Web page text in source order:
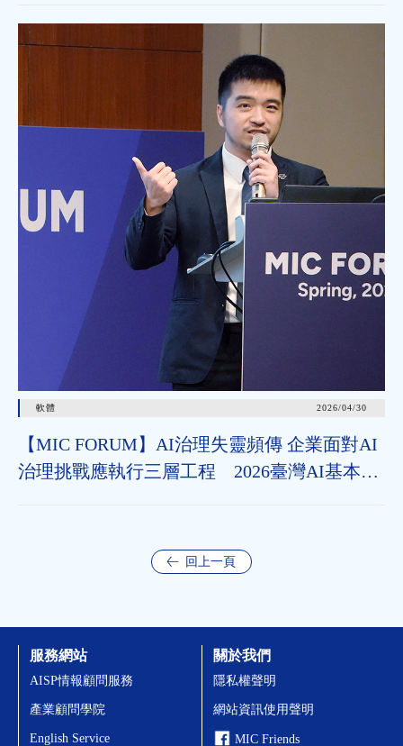
軟體 2026/04/30
【MIC FORUM】AI治理失靈頻傳 企業面對AI
治理挑戰應執行三層工程 2026臺灣AI基本法
回上一頁
服務網站
AISP情報顧問服務
產業顧問學院
English Service
關於我們
隱私權聲明
網站資訊使用聲明
MIC Friends